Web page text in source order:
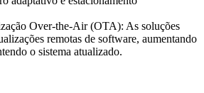
Over-the-Air (OTA): As soluções
remotas de software, aumentando
o sistema atualizado.